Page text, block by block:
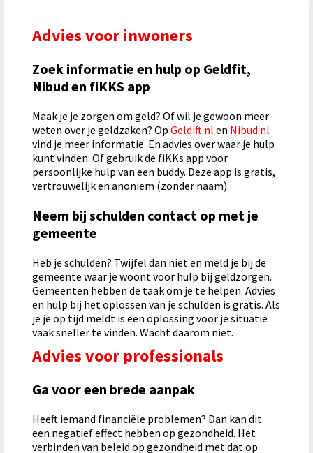
Advies voor inwoners
Zoek informatie en hulp op Geldfit,
Nibud en fiKKS app
Maak je je zorgen om geld? Of wil je gewoon meer
weten over je geldzaken? Op Geldift.nl en Nibud.nl
vind je meer informatie. En advies over waar je hulp
kunt vinden. Of gebruik de fiKKs app voor
persoonlijke hulp van een buddy. Deze app is gratis,
vertrouwelijk en anoniem (zonder naam).
Neem bij schulden contact op met je
gemeente
Heb je schulden? Twijfel dan niet en meld je bij de
gemeente waar je woont voor hulp bij geldzorgen.
Gemeenten hebben de taak om je te helpen. Advies
en hulp bij het oplossen van je schulden is gratis. Als
je je op tijd meldt is een oplossing voor je situatie
vaak sneller te vinden. Wacht daarom niet.
Advies voor professionals
Ga voor een brede aanpak
Heeft iemand financiële problemen? Dan kan dit
een negatief effect hebben op gezondheid. Het
verbinden van beleid op gezondheid met dat op